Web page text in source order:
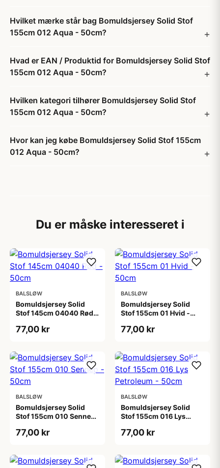
Hvilket mærke står bag Bomuldsjersey Solid Stof
155cm 012 Aqua - 50cm?
Hvad er EAN / Produktid for Bomuldsjersey Solid Stof
155cm 012 Aqua - 50cm?
Hvilken kategori tilhører Bomuldsjersey Solid Stof
155cm 012 Aqua - 50cm?
Hvor kan jeg købe Bomuldsjersey Solid Stof 155cm
012 Aqua - 50cm?
Du er måske interesseret i
BALSLØW
Bomuldsjersey Solid
Stof 145cm 04040 Rød -
77,00 kr
BALSLØW
Bomuldsjersey Solid
Stof 155cm 01 Hvid -
77,00 kr
BALSLØW
Bomuldsjersey Solid
Stof 155cm 010 Sennep
77,00 kr
BALSLØW
Bomuldsjersey Solid
Stof 155cm 016 Lys
77,00 kr